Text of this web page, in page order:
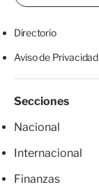
Directorio
Aviso de Privacidad
Secciones
Nacional
Internacional
Finanzas